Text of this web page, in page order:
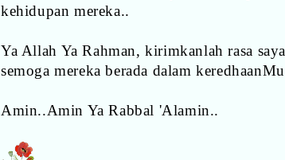
kehidupan mereka..
Ya Allah Ya Rahman, kirimkanlah rasa
semoga mereka berada dalam
Amin..Amin Ya Rabbal 'Alamin..